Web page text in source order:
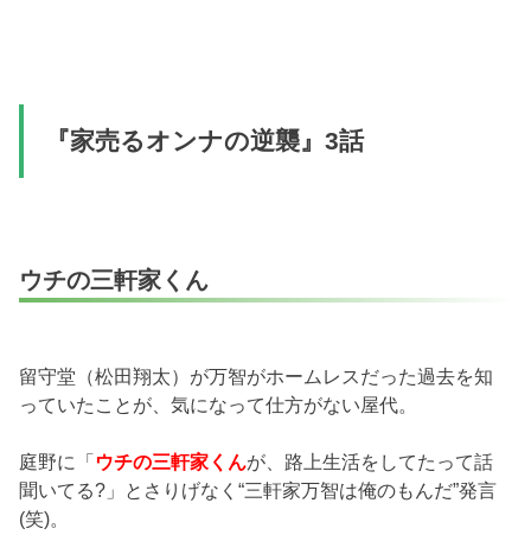
『家売るオンナの逆襲』3話
ウチの三軒家くん
留守堂（松田翔太）が万智がホームレスだった過去を知
っていたことが、気になって仕方がない屋代。
庭野に「 ウチの三軒家くんが、路上生活をしてたって話
聞いてる?」とさりげなく“三軒家万智は俺のもんだ”発言
(笑)。